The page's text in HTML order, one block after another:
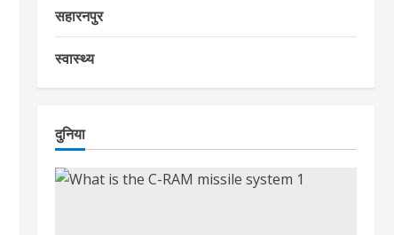
सहारनपुर
स्वास्थ्य
दुनिया